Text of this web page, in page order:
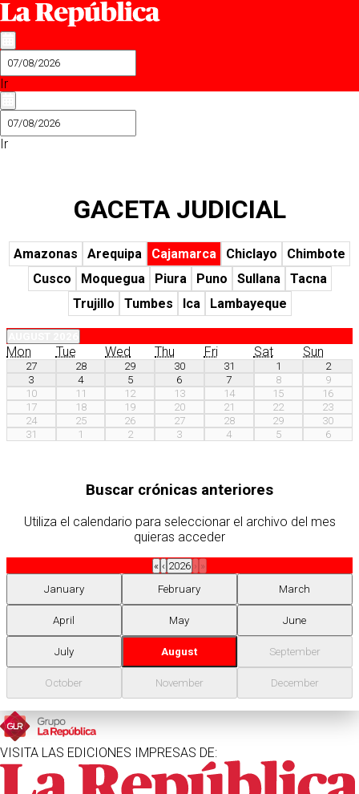
Ir
Ir
GACETA JUDICIAL
Amazonas Arequipa Cajamarca Chiclayo
Chimbote
Cusco
Moquegua Piura Puno Sullana
Tacna
Trujillo
Tumbes Ica Lambayeque
Mon Tue Wed Thu Fri Sat Sun
27 28 29 30 31 1
2
3
4 5 6 7 8
9
10
11 12 13 14 15
16
17
18 19 20 21 22
23
24
25 26 27 28 29
30
31
1 2 3 4 5 6
Buscar crónicas anteriores
Utiliza el calendario para seleccionar el archivo del mes
quieras acceder
« ‹ 2026 › »
January
February March
April May June
July August September
October November December
VISITA LAS EDICIONES IMPRESAS DE: